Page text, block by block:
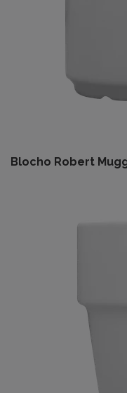
Blocho Robert